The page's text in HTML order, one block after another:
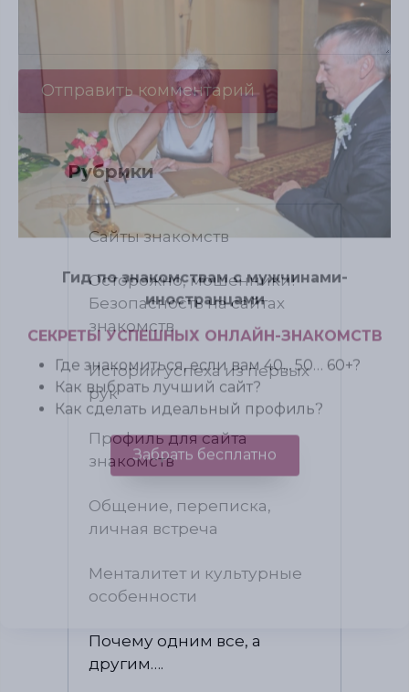
Рубрики
Сайты знакомств
Осторожно, мошенники!
Безопасность на сайтах
знакомств
Истории успеха из первых
рук
Профиль для сайта
знакомств
Общение, переписка,
личная встреча
Менталитет и культурные
особенности
Почему одним все, а
другим….
Гид по знакомствам с мужчинами-
СЕКРЕТЫ УСПЕШНЫХ ОНЛАЙН-ЗНАКОМСТВ
Как выбрать лучший сайт?
Как сделать идеальный профиль?